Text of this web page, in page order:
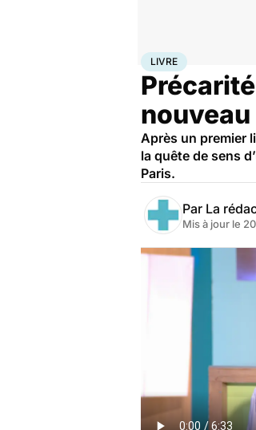
AccueilSanté
LIVRE
Après un premier
la quête de sens
Paris.
Par La
Mis à jour le